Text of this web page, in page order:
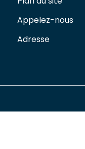
Appelez-nous
Adresse